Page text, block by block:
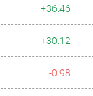
+36.46
+30.12
-0.98